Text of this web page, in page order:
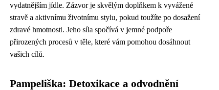
vydatnějším jídle. Zázvor je skvělým doplňkem k vyvážené
stravě a aktivnímu životnímu stylu, pokud toužíte po dosažení
zdravé hmotnosti. Jeho síla spočívá v jemné podpoře
přirozených procesů v těle, které vám pomohou dosáhnout
vašich cílů.
Pampeliška: Detoxikace a odvodnění